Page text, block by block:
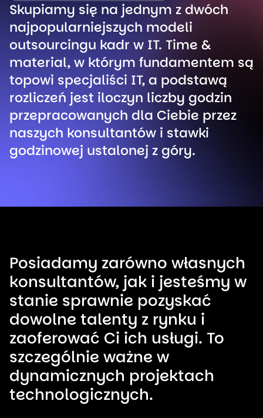
Skupiamy się na jednym z dwóch
najpopularniejszych modeli
outsourcingu kadr w IT. Time &
material, w którym fundamentem są
topowi specjaliści IT, a podstawą
rozliczeń jest iloczyn liczby godzin
przepracowanych dla Ciebie przez
naszych konsultantów i stawki
godzinowej ustalonej z góry.
Posiadamy zarówno własnych
konsultantów, jak i jesteśmy w
stanie sprawnie pozyskać
dowolne talenty z rynku i
zaoferować Ci ich usługi. To
szczególnie ważne w
dynamicznych projektach
technologicznych.